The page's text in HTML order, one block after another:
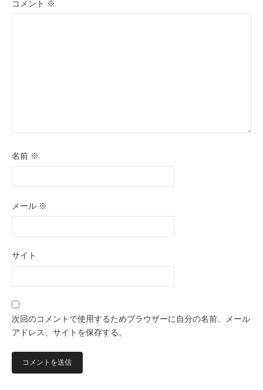
コメント ※
名前 ※
メール ※
サイト
次回のコメントで使用するためブラウザーに自分の名前、メール
アドレス、サイトを保存する。